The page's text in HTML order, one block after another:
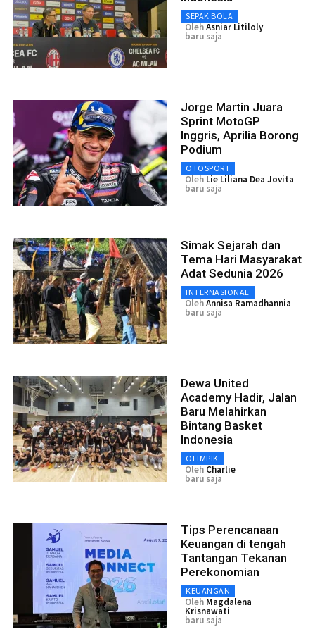
SEPAK BOLA
OlehAsniar Litiloly
baru saja
Jorge Martin Juara
Sprint MotoGP
Inggris, Aprilia Borong
Podium
OTOSPORT
Oleh Lie Liliana Dea Jovita
baru saja
Simak Sejarah dan
Tema Hari Masyarakat
Adat Sedunia 2026
INTERNASIONAL
OlehAnnisa Ramadhannia
baru saja
Dewa United
Academy Hadir, Jalan
Baru Melahirkan
Bintang Basket
Indonesia
OLIMPIK
Oleh Charlie
baru saja
Tips Perencanaan
Keuangan di tengah
Tantangan Tekanan
Perekonomian
KEUANGAN
Oleh Magdalena
Krisnawati
baru saja